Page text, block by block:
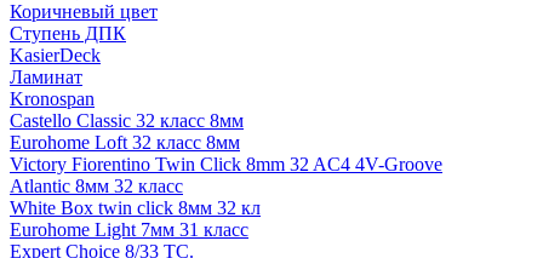
Коричневый цвет
Ступень ДПК
KasierDeck
Ламинат
Kronospan
Castello Classic 32 класс 8мм
Eurohome Loft 32 класс 8мм
Victory Fiorentino Twin Click 8mm 32 AC4 4V-Groove
Atlantic 8мм 32 класс
White Box twin click 8мм 32 кл
Eurohome Light 7мм 31 класс
Expert Choice 8/33 TC.